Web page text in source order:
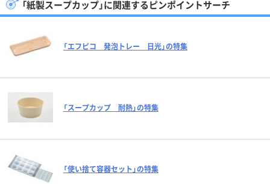
「紙製スープカップ」に関連するピンポイントサーチ
「エフピコ 発泡トレー 日光」の特集
「スープカップ 耐熱」の特集
「使い捨て容器セット」の特集